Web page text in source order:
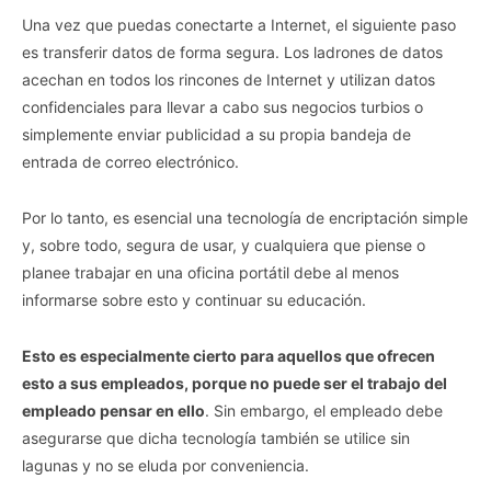
Una vez que puedas conectarte a Internet, el siguiente paso
es transferir datos de forma segura. Los ladrones de datos
acechan en todos los rincones de Internet y utilizan datos
confidenciales para llevar a cabo sus negocios turbios o
simplemente enviar publicidad a su propia bandeja de
entrada de correo electrónico.
Por lo tanto, es esencial una tecnología de encriptación simple
y, sobre todo, segura de usar, y cualquiera que piense o
planee trabajar en una oficina portátil debe al menos
informarse sobre esto y continuar su educación.
Esto es especialmente cierto para aquellos que ofrecen
esto a sus empleados, porque no puede ser el trabajo del
empleado pensar en ello. Sin embargo, el empleado debe
asegurarse que dicha tecnología también se utilice sin
lagunas y no se eluda por conveniencia.